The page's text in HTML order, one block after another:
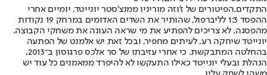
התקדים.הפיטורים של ז'וזה מוריניו ממנצ'סטר יונייטד, יומיים אחרי
ההפסד 1:3 לליברפול, שהותיר את השדים האדומים במרחק 19 נקודות
מהפסגה, לא צריכים להפתיע את מי שראה העונה את משחקי הקבוצה.
יונייטד שיחקה רע, לעיתים מחפיר, ובכל זאת יש אלמנט של הפתעה
בהחלטה המתבקשת. כי אחרי עזיבתו של סר אלכס פרגוסון ב־2013,
הנהלת ובעלי יונייטד כאילו התעקשו לא להיפרד ממאמנים כל עוד יש